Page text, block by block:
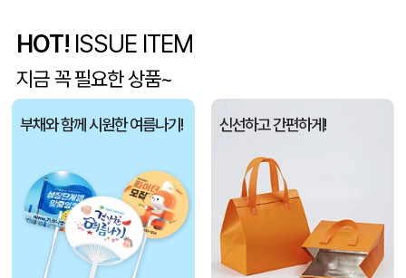
신OO 폴리고무밴드담요 (100*75cm)
김OO [프롬네이쳐] 친환경 커피가루 우디 핸들 텀블러 750ml 08-06
여OO 모두애 LED 키캡 키링 굿즈
KOO [주문제작] 에코백 맞춤 제작 서비스 08-06
HOT! ISSUE ITEM
지금 꼭 필요한 상품~
부채와 함께 시원한 여름나기! 신선하고 간편하게!